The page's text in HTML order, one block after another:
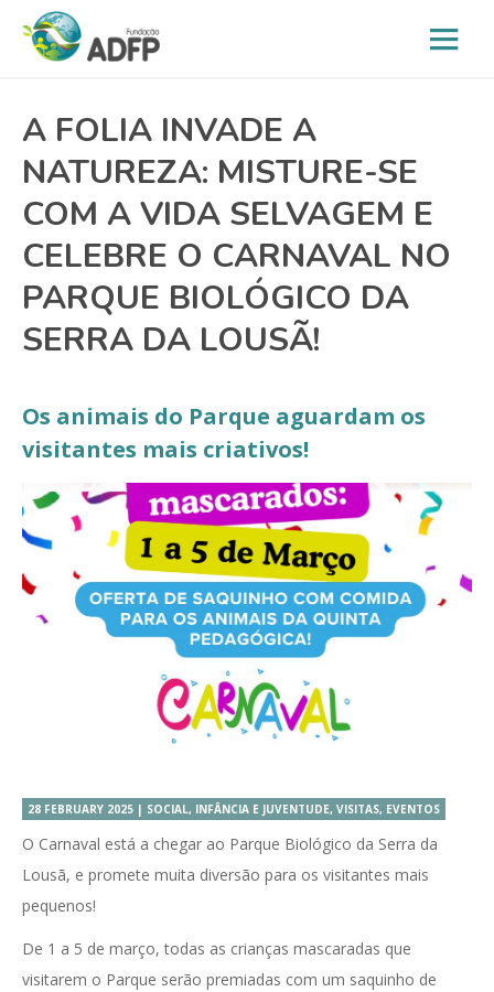
A FOLIA INVADE A
NATUREZA: MISTURE-SE
COM A VIDA SELVAGEM E
CELEBRE O CARNAVAL NO
PARQUE BIOLÓGICO DA
SERRA DA LOUSÃ!
Os animais do Parque aguardam os
visitantes mais criativos!
28 FEBRUARY 2025 | SOCIAL, INFÂNCIA E JUVENTUDE, VISITAS, EVENTOS
O Carnaval está a chegar ao Parque Biológico da Serra da
Lousã, e promete muita diversão para os visitantes mais
pequenos!
De 1 a 5 de março, todas as crianças mascaradas que
visitarem o Parque serão premiadas com um saquinho de